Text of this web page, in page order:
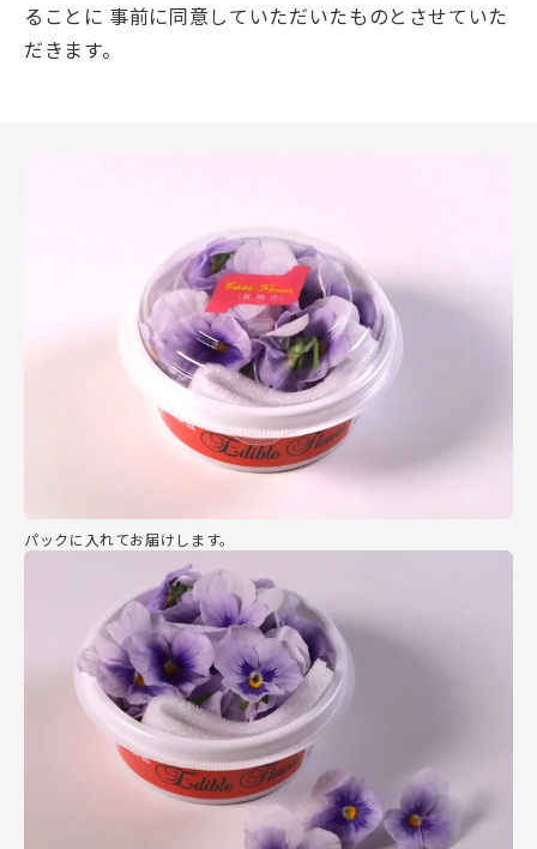
ることに 事前に同意していただいたものとさせていた
だきます。
パックに入れてお届けします。